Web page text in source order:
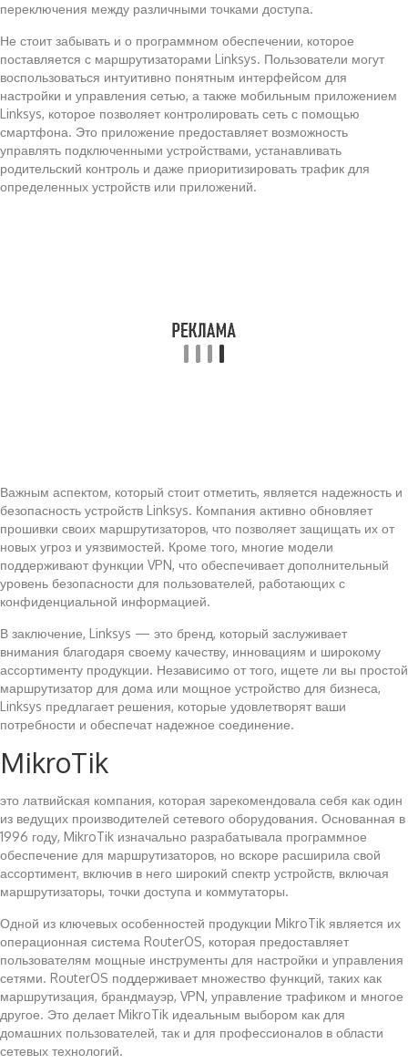
переключения между различными точками доступа.
Не стоит забывать и о программном обеспечении, которое
поставляется с маршрутизаторами Linksys. Пользователи могут
воспользоваться интуитивно понятным интерфейсом для
настройки и управления сетью, а также мобильным приложением
Linksys, которое позволяет контролировать сеть с помощью
смартфона. Это приложение предоставляет возможность
управлять подключенными устройствами, устанавливать
родительский контроль и даже приоритизировать трафик для
определенных устройств или приложений.
Важным аспектом, который стоит отметить, является надежность и
безопасность устройств Linksys. Компания активно обновляет
прошивки своих маршрутизаторов, что позволяет защищать их от
новых угроз и уязвимостей. Кроме того, многие модели
поддерживают функции VPN, что обеспечивает дополнительный
уровень безопасности для пользователей, работающих с
конфиденциальной информацией.
В заключение, Linksys — это бренд, который заслуживает
внимания благодаря своему качеству, инновациям и широкому
ассортименту продукции. Независимо от того, ищете ли вы простой
маршрутизатор для дома или мощное устройство для бизнеса,
Linksys предлагает решения, которые удовлетворят ваши
потребности и обеспечат надежное соединение.
MikroTik
это латвийская компания, которая зарекомендовала себя как один
из ведущих производителей сетевого оборудования. Основанная в
1996 году, MikroTik изначально разрабатывала программное
обеспечение для маршрутизаторов, но вскоре расширила свой
ассортимент, включив в него широкий спектр устройств, включая
маршрутизаторы, точки доступа и коммутаторы.
Одной из ключевых особенностей продукции MikroTik является их
операционная система RouterOS, которая предоставляет
пользователям мощные инструменты для настройки и управления
сетями. RouterOS поддерживает множество функций, таких как
маршрутизация, брандмауэр, VPN, управление трафиком и многое
другое. Это делает MikroTik идеальным выбором как для
домашних пользователей, так и для профессионалов в области
сетевых технологий.